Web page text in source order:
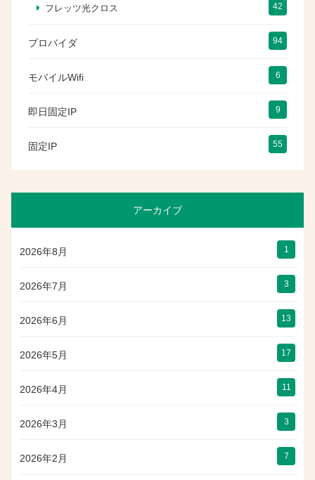
フレッツ光クロス 42
プロバイダ 94
モバイルWifi 6
即日固定IP 9
固定IP 55
アーカイブ
2026年8月 1
2026年7月 3
2026年6月 13
2026年5月 17
2026年4月 11
2026年3月 3
2026年2月 7